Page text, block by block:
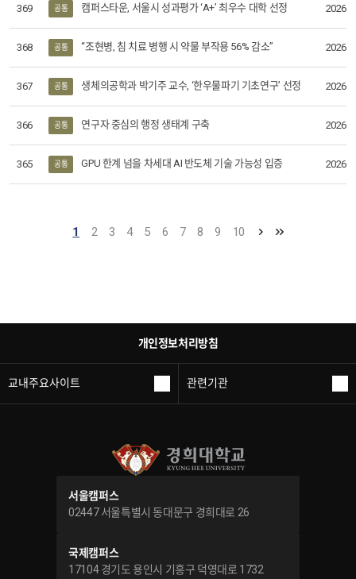
369 공통 캠퍼스타운, 서울시 성과평가 ‘A+’ 최우수 대학 선정 2026-
368 공통 “조현병, 침 치료 병행 시 약물 부작용 56% 감소” 2026-
367 공통 생체의공학과 박기주 교수, ‘한우물파기 기초연구’ 선정 2026-
366 공통 연구자 중심의 행정 생태계 구축 2026-
365 공통 GPU 한계 넘을 차세대 AI 반도체 기술 가능성 입증 2026-
1 2 3 4 5 6 7 8 9 10
개인정보처리방침
교내주요사이트 관련기관
서울캠퍼스
02447 서울특별시 동대문구 경희대로 26
국제캠퍼스
17104 경기도 용인시 기흥구 덕영대로 1732